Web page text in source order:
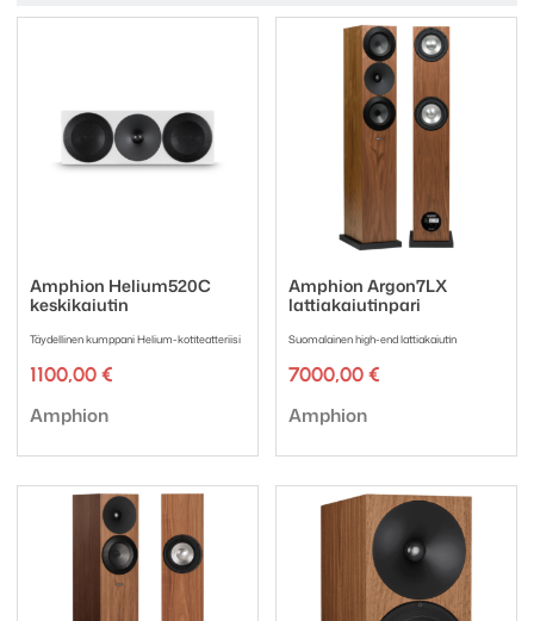
Amphion Helium520C
keskikaiutin
Täydellinen kumppani Helium-kotiteatteriisi
1100,00 €
Tuotemerkki:
Amphion
Amphion Argon7LX
lattiakaiutinpari
Suomalainen high-end lattiakaiutin
7000,00 €
Tuotemerkki:
Amphion